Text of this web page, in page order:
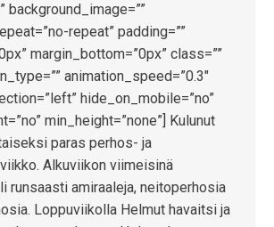
background_image=””
repeat” padding=””
margin_bottom=”0px” class=””
animation_speed=”0.3″
hide_on_mobile=”no”
min_height=”none”] Kulunut
paras perhos- ja
Alkuviikon viimeisinä
runsaasti amiraaleja, neitoperhosia
Loppuviikolla Helmut havaitsi ja